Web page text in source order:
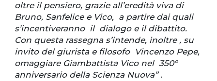
oltre il pensiero, grazie all’eredità viva di
Bruno, Sanfelice e Vico, a partire dai quali
s’incentiveranno il dialogo e il dibattito.
Con questa rassegna s’intende, inoltre , su
invito del giurista e filosofo Vincenzo Pepe,
omaggiare Giambattista Vico nel 350°
anniversario della Scienza Nuova” .